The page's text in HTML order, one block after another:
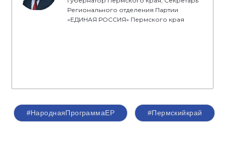
Регионального отделения Партии
«ЕДИНАЯ РОССИЯ» Пермского края
#НароднаяПрограммаЕР #Пермскийкрай